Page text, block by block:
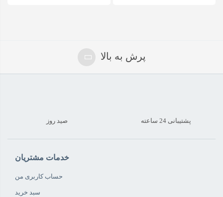
پرش به بالا
صید روز پشتیبانی 24 ساعته
خدمات مشتریان
حساب کاربری من
سبد خرید